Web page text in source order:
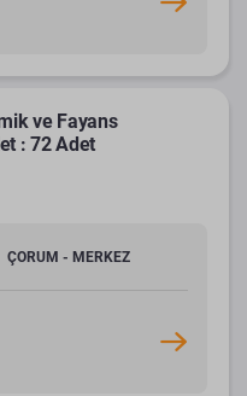
ve Fayans
: 72 Adet
ÇORUM - MERKEZ